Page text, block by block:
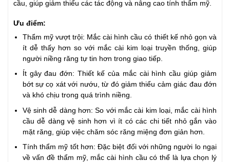
cầu, giúp giảm thiểu các tác động và nâng cao tính thẩm mỹ.
Ưu điểm:
Thẩm mỹ vượt trội: Mắc cài hình cầu có thiết kế nhỏ gọn và
ít dễ thấy hơn so với mắc cài kim loại truyền thống, giúp
người niềng răng tự tin hơn trong giao tiếp.
Ít gây đau đớn: Thiết kế của mắc cài hình cầu giúp giảm
bớt sự cọ xát với nướu, từ đó giảm thiểu cảm giác đau đớn
và khó chịu trong quá trình niềng.
Vệ sinh dễ dàng hơn: So với mắc cài kim loại, mắc cài hình
cầu dễ dàng vệ sinh hơn vì ít có các chi tiết nhỏ gắn vào
mặt răng, giúp việc chăm sóc răng miệng đơn giản hơn.
Tính thẩm mỹ tốt hơn: Đặc biệt đối với những người lo ngại
về vấn đề thẩm mỹ, mắc cài hình cầu có thể là lựa chọn lý